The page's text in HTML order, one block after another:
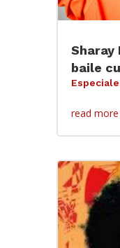
Sharay
baile
read more